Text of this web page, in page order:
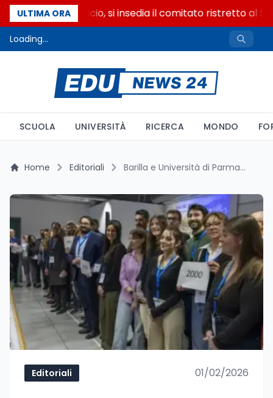
ULTIMA ORA
Riforma del calcio, si insedia il comitato ristretto al
Loading...
SCUOLA UNIVERSITÀ RICERCA MONDO
Home Editoriali Barilla e Università di Parma lanciano GenConnect: un ponte tra generazioni nel mondo del lavoro
Editoriali 01/02/2026